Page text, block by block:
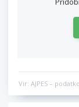
Vir: AJPES –